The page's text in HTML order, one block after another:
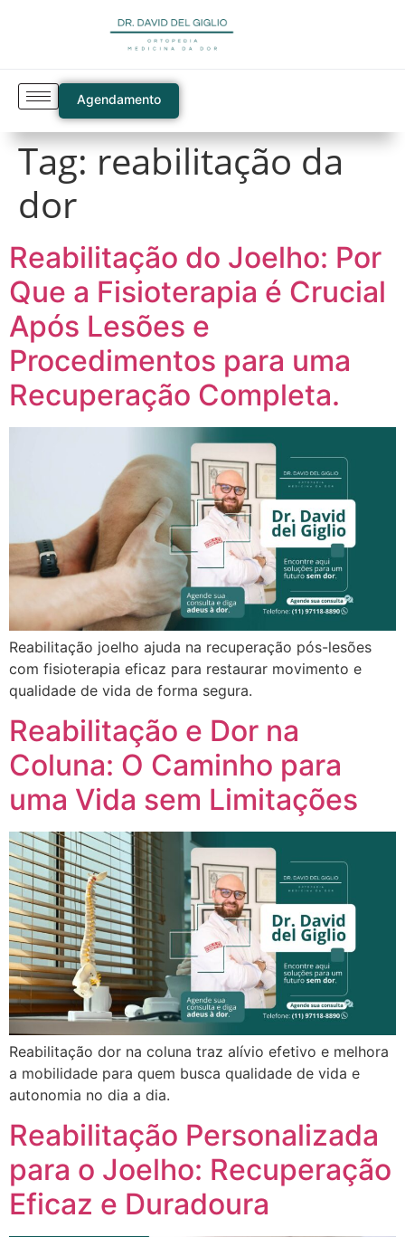
Agendamento
Tag:reabilitação da
dor
Reabilitação do Joelho: Por
Que a Fisioterapia é Crucial
Após Lesões e
Procedimentos para uma
Recuperação Completa.
Reabilitação joelho ajuda na recuperação pós-lesões
com fisioterapia eficaz para restaurar movimento e
qualidade de vida de forma segura.
Reabilitação e Dor na
Coluna: O Caminho para
uma Vida sem Limitações
Reabilitação dor na coluna traz alívio efetivo e melhora
a mobilidade para quem busca qualidade de vida e
autonomia no dia a dia.
Reabilitação Personalizada
para o Joelho: Recuperação
Eficaz e Duradoura